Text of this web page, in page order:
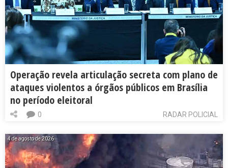
Operação revela articulação secreta com plano de
ataques violentos a órgãos públicos em Brasília
no período eleitoral
RADAR POLICIAL
0
4 de agosto de 2026